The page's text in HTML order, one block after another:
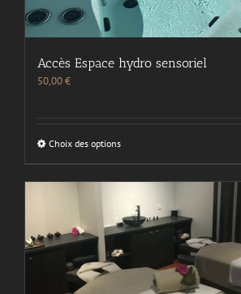
Accès Espace hydro sensoriel
50,00€
Choix des options